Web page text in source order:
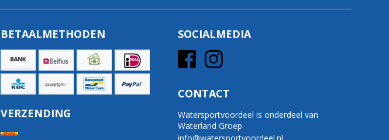
BETAALMETHODEN
VERZENDING
SOCIALMEDIA
CONTACT
Watersportvoordeel is onderdeel van
Waterland Groep